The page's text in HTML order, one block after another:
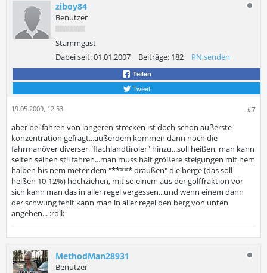
ziboy84
Benutzer
Stammgast
Dabei seit:01.01.2007 Beiträge: 182 PN senden
Teilen
Tweet
#7
19.05.2009, 12:53
aber bei fahren von längeren strecken ist doch schon äußerste
konzentration gefragt...außerdem kommen dann noch die
fahrmanöver diverser "flachlandtiroler" hinzu...soll heißen, man kann
selten seinen stil fahren...man muss halt größere steigungen mit nem
halben bis nem meter dem "***** draußen" die berge (das soll
heißen 10-12%) hochziehen, mit so einem aus der golffraktion vor
sich kann man das in aller regel vergessen...und wenn einem dann
der schwung fehlt kann man in aller regel den berg von unten
angehen... :roll:
MethodMan28931
Benutzer